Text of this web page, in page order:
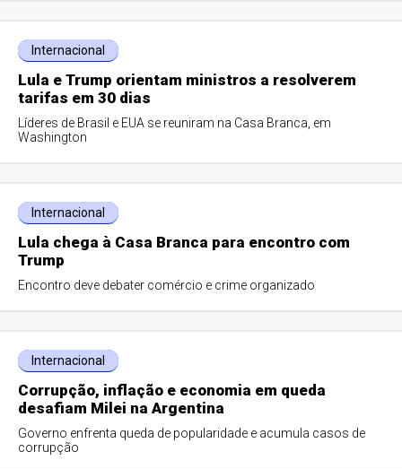
Internacional
Lula e Trump orientam ministros a resolverem
tarifas em 30 dias
Líderes de Brasil e EUA se reuniram na Casa Branca, em
Washington
Internacional
Lula chega à Casa Branca para encontro com
Trump
Encontro deve debater comércio e crime organizado
Internacional
Corrupção, inflação e economia em queda
desafiam Milei na Argentina
Governo enfrenta queda de popularidade e acumula casos de
corrupção